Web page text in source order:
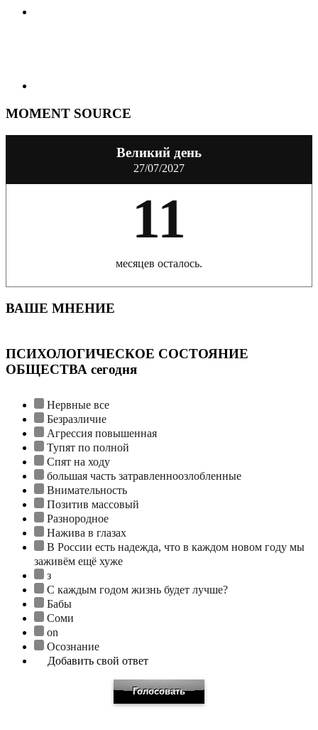
MOMENT SOURCE
Великий день
27/07/2027
11
месяцев осталось.
ВАШЕ МНЕНИЕ
ПСИХОЛОГИЧЕСКОЕ СОСТОЯНИЕ
ОБЩЕСТВА сегодня
Нервные все
Безразличие
Агрессия повышенная
Тупят по полной
Спят на ходу
большая часть затравленноозлобленные
Внимательность
Позитив массовый
Разнородное
Нажива в глазах
В России есть надежда, что в каждом новом году мы
заживём ещё хуже
з
С каждым годом жизнь будет лучше?
Бабы
Соми
on
Осознание
Добавить свой ответ